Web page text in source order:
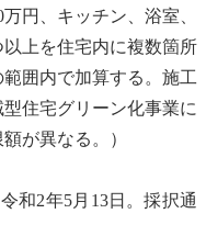
円、キッチン、浴室、
上を住宅内に複数箇所
囲内で加算する。施工
住宅グリーン化事業に
が異なる。）
和2年5月13日。採択通